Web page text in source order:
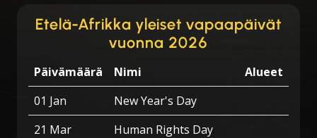
Etelä-Afrikka yleiset vapaapäivät
vuonna 2026
Päivämäärä Nimi
Alueet
01 Jan
New Year's Day
21 Mar
Human Rights Day